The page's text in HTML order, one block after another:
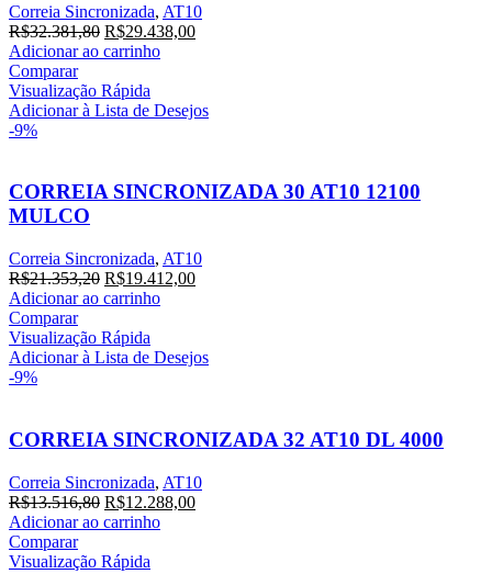
Correia Sincronizada, AT10
R$32.381,80 R$29.438,00
Adicionar ao carrinho
Comparar
Visualização Rápida
Adicionar à Lista de Desejos
-9%
CORREIA SINCRONIZADA 30 AT10 12100
MULCO
Correia Sincronizada, AT10
R$21.353,20 R$19.412,00
Adicionar ao carrinho
Comparar
Visualização Rápida
Adicionar à Lista de Desejos
-9%
CORREIA SINCRONIZADA 32 AT10 DL 4000
Correia Sincronizada, AT10
R$13.516,80 R$12.288,00
Adicionar ao carrinho
Comparar
Visualização Rápida